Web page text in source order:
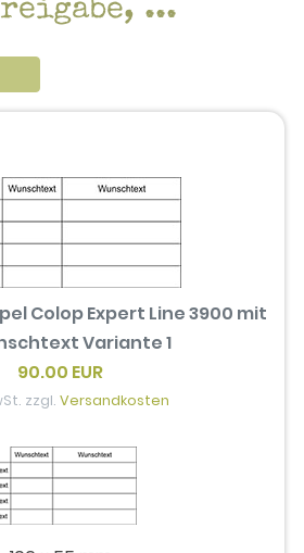
...
Colop Expert Line 3900 mit
Variante 1
90.00 EUR
zzgl.Versandkosten